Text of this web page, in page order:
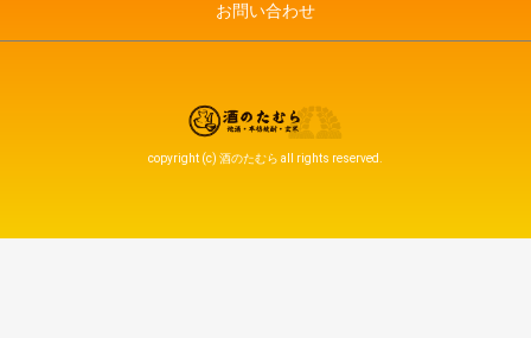
お問い合わせ
copyright (c) 酒のたむら all rights reserved.